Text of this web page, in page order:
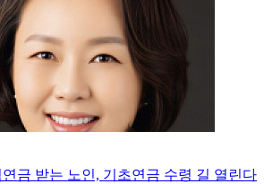
금 받는 노인, 기초연금 수령 길 열린다